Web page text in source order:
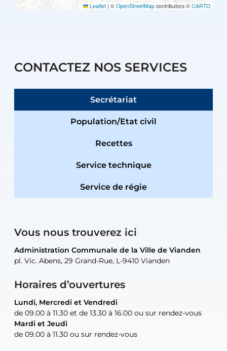
Leaflet | © OpenStreetMap contributors © CARTO
CONTACTEZ NOS SERVICES
Secrétariat
Population/Etat civil
Recettes
Service technique
Service de régie
Vous nous trouverez ici
Administration Communale de la Ville de Vianden
pl. Vic. Abens, 29 Grand-Rue, L-9410 Vianden
Horaires d’ouvertures
Lundi, Mercredi et Vendredi
de 09.00 à 11.30 et de 13.30 à 16.00 ou sur rendez-vous
Mardi et Jeudi
de 09.00 à 11.30 ou sur rendez-vous
Administration Communale de la Ville de Vianden
pl. Vic. Abens, 29 Grand-Rue, L-9410 Vianden
Lundi, Mercredi et Vendredi
de 09.00 à 11.30 et de 13.30 à 16.00 ou sur rendez-vous
Mardi et Jeudi
de 09.00 à 11.30 ou sur rendez-vous
Administration Communale de la Ville de Vianden
pl. Vic. Abens, 29 Grand-Rue, L-9410 Vianden
uniquement sur rendez-vous
Administration Communale de la Ville de Vianden
pl. Vic. Abens, 29 Grand-Rue, L-9410 Vianden
uniquement sur rendez-vous
Atelier Communal de la Ville de Vianden
30, rue Neugarten, L-9422 Vianden
uniquement sur rendez-vous